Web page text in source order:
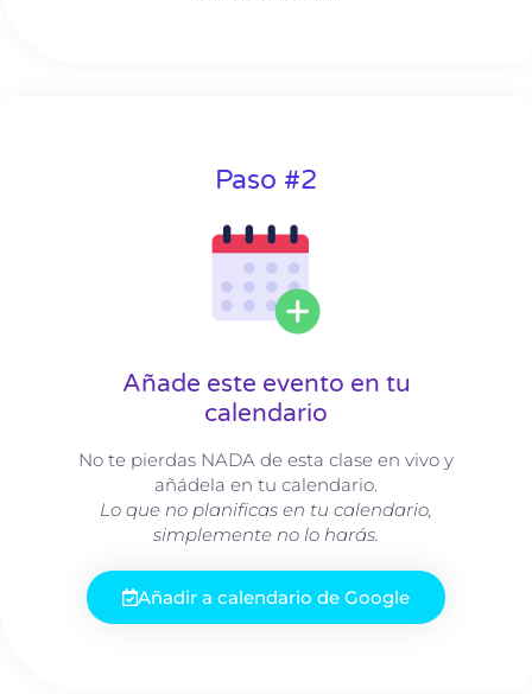
Paso #2
Añade este evento en tu
calendario
No te pierdas NADA de esta clase en vivo y
añádela en tu calendario.
Lo que no planificas en tu calendario,
simplemente no lo harás.
Añadir a calendario de Google